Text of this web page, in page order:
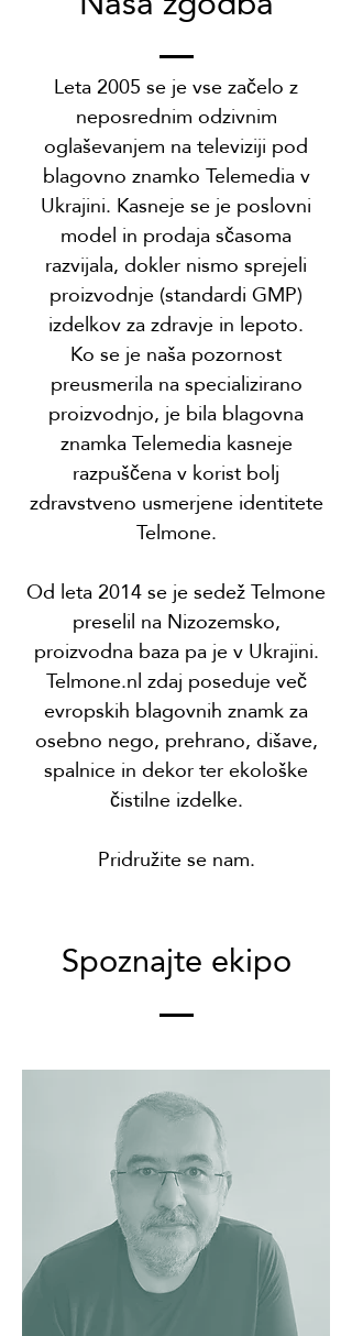
Leta 2005 se je vse začelo z
neposrednim odzivnim
oglaševanjem na televiziji pod
blagovno znamko Telemedia v
Ukrajini. Kasneje se je poslovni
model in prodaja sčasoma
razvijala, dokler nismo sprejeli
proizvodnje (standardi GMP)
izdelkov za zdravje in lepoto.
Ko se je naša pozornost
preusmerila na specializirano
proizvodnjo, je bila blagovna
znamka Telemedia kasneje
razpuščena v korist bolj
zdravstveno usmerjene identitete
Telmone.
Od leta 2014 se je sedež Telmone
preselil na Nizozemsko,
proizvodna baza pa je v Ukrajini.
Telmone.nl zdaj poseduje več
evropskih blagovnih znamk za
osebno nego, prehrano, dišave,
spalnice in dekor ter ekološke
čistilne izdelke.
Pridružite se nam.
Spoznajte ekipo